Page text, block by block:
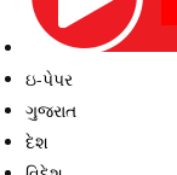
ઇ-પેપર
ગુજરાત
દેશ